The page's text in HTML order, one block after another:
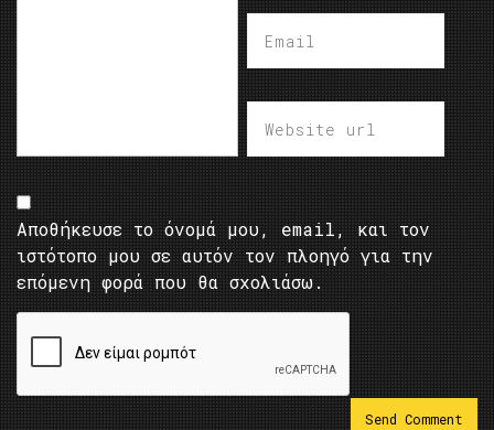
Αποθήκευσε το όνομά μου, email, και τον
ιστότοπο μου σε αυτόν τον πλοηγό για την
επόμενη φορά που θα σχολιάσω.